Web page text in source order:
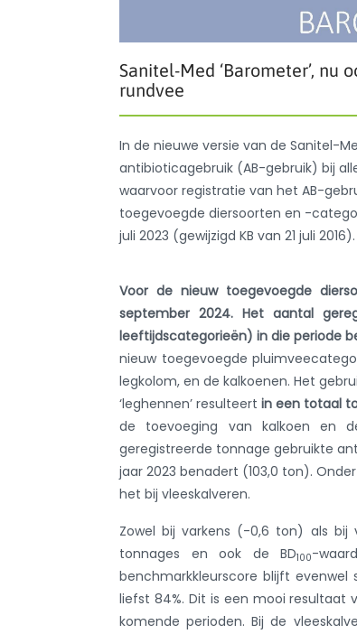
Sanitel-Med ‘Barometer’,
rundvee
In de nieuwe versie van de Sanitel-
antibioticagebruik (AB-gebruik) bij
waarvoor registratie van het AB-
toegevoegde diersoorten en -
juli 2023 (gewijzigd KB van 21 juli 2016).
Voor de nieuw toegevoegde
september 2024. Het aantal
leeftijdscategorieën) in die periode
nieuw toegevoegde
legkolom, en de kalkoenen. Het
‘leghennen’ resulteert in een totaal
de toevoeging van kalkoen en
geregistreerde tonnage gebruikte
jaar 2023 benadert (103,0 ton).
het bij vleeskalveren.
Zowel bij varkens (-0,6 ton) als
tonnages en ook de BD100-
benchmarkkleurscore blijft
liefst 84%. Dit is een mooi resultaat
komende perioden. Bij de